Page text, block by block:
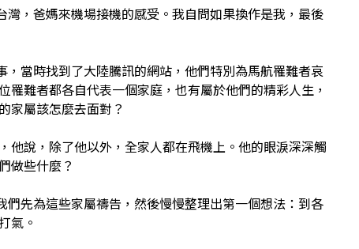
，爸媽來機場接機的感受。我自問如果換作是我，最後
當時找到了大陸騰訊的網站，他們特別為馬航罹難者哀
罹難者都各自代表一個家庭，也有屬於他們的精彩人生，
家屬該怎麼去面對？
說，除了他以外，全家人都在飛機上。他的眼淚深深觸
做些什麼？
先為這些家屬禱告，然後慢慢整理出第一個想法：到各
氣。